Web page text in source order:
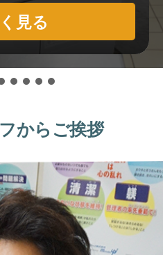
見る
からご挨拶